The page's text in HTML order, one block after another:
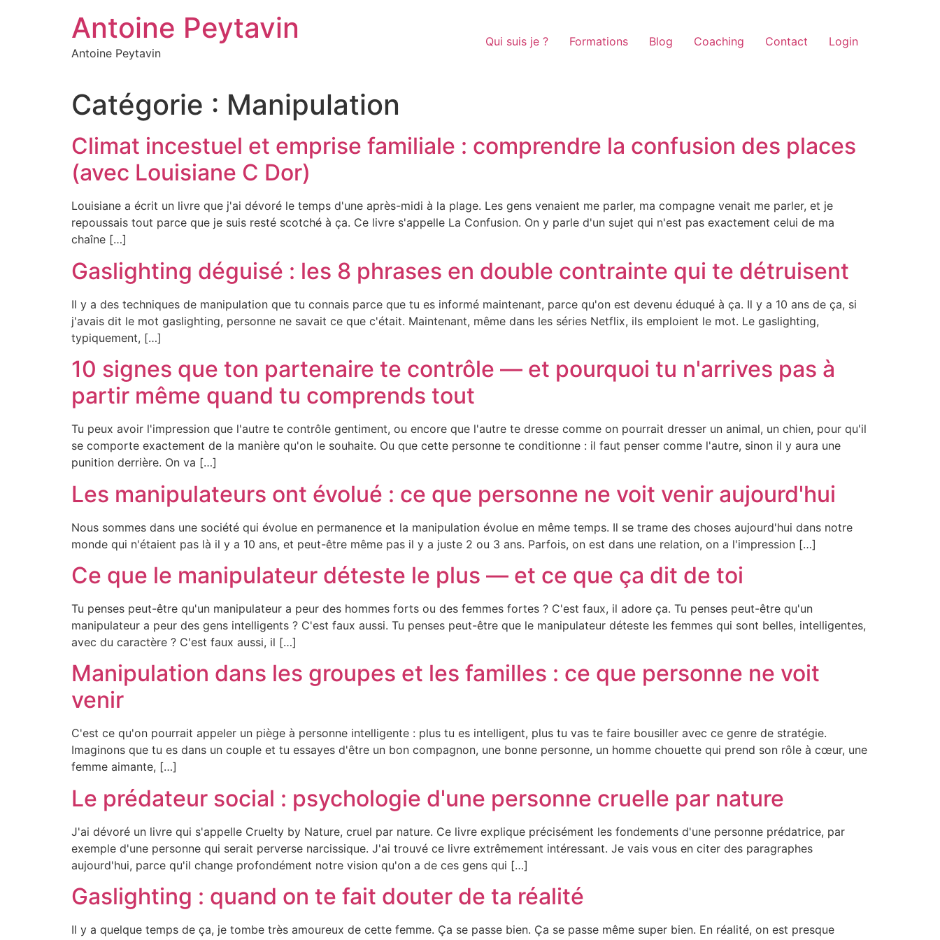
Antoine Peytavin
Antoine Peytavin
Qui suis je ? Formations Blog Coaching Contact Login
Catégorie : Manipulation
Climat incestuel et emprise familiale : comprendre la confusion des places
(avec Louisiane C Dor)
Louisiane a écrit un livre que j'ai dévoré le temps d'une après-midi à la plage. Les gens venaient me parler, ma compagne venait me parler, et je
repoussais tout parce que je suis resté scotché à ça. Ce livre s'appelle La Confusion. On y parle d'un sujet qui n'est pas exactement celui de ma
chaîne […]
Gaslighting déguisé : les 8 phrases en double contrainte qui te détruisent
Il y a des techniques de manipulation que tu connais parce que tu es informé maintenant, parce qu'on est devenu éduqué à ça. Il y a 10 ans de ça, si
j'avais dit le mot gaslighting, personne ne savait ce que c'était. Maintenant, même dans les séries Netflix, ils emploient le mot. Le gaslighting,
typiquement, […]
10 signes que ton partenaire te contrôle — et pourquoi tu n'arrives pas à
partir même quand tu comprends tout
Tu peux avoir l'impression que l'autre te contrôle gentiment, ou encore que l'autre te dresse comme on pourrait dresser un animal, un chien, pour qu'il
se comporte exactement de la manière qu'on le souhaite. Ou que cette personne te conditionne : il faut penser comme l'autre, sinon il y aura une
punition derrière. On va […]
Les manipulateurs ont évolué : ce que personne ne voit venir aujourd'hui
Nous sommes dans une société qui évolue en permanence et la manipulation évolue en même temps. Il se trame des choses aujourd'hui dans notre
monde qui n'étaient pas là il y a 10 ans, et peut-être même pas il y a juste 2 ou 3 ans. Parfois, on est dans une relation, on a l'impression […]
Ce que le manipulateur déteste le plus — et ce que ça dit de toi
Tu penses peut-être qu'un manipulateur a peur des hommes forts ou des femmes fortes ? C'est faux, il adore ça. Tu penses peut-être qu'un
manipulateur a peur des gens intelligents ? C'est faux aussi. Tu penses peut-être que le manipulateur déteste les femmes qui sont belles, intelligentes,
avec du caractère ? C'est faux aussi, il […]
Manipulation dans les groupes et les familles : ce que personne ne voit
venir
C'est ce qu'on pourrait appeler un piège à personne intelligente : plus tu es intelligent, plus tu vas te faire bousiller avec ce genre de stratégie.
Imaginons que tu es dans un couple et tu essayes d'être un bon compagnon, une bonne personne, un homme chouette qui prend son rôle à cœur, une
femme aimante, […]
Le prédateur social : psychologie d'une personne cruelle par nature
J'ai dévoré un livre qui s'appelle Cruelty by Nature, cruel par nature. Ce livre explique précisément les fondements d'une personne prédatrice, par
exemple d'une personne qui serait perverse narcissique. J'ai trouvé ce livre extrêmement intéressant. Je vais vous en citer des paragraphes
aujourd'hui, parce qu'il change profondément notre vision qu'on a de ces gens qui […]
Gaslighting : quand on te fait douter de ta réalité
Il y a quelque temps de ça, je tombe très amoureux de cette femme. Ça se passe bien. Ça se passe même super bien. En réalité, on est presque